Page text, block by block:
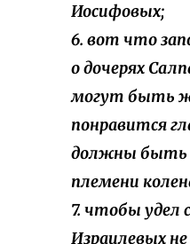
Иосифовых;
6. вот что
о дочерях
могут быть
понравится
должны быть
племени
7. чтобы удел
Израилевых не